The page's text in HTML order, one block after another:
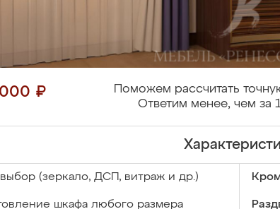
₽
Поможем рассчитать
Ответим менее, чем за
(зеркало, ДСП, витраж и др.)
шкафа любого размера